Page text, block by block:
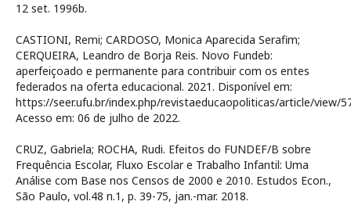
12 set. 1996b.
CASTIONI, Remi; CARDOSO, Monica Aparecida Serafim;
CERQUEIRA, Leandro de Borja Reis. Novo Fundeb:
aperfeiçoado e permanente para contribuir com os entes
federados na oferta educacional. 2021. Disponível em:
https://seer.ufu.br/index.php/revistaeducaopoliticas/article/view/
Acesso em: 06 de julho de 2022.
CRUZ, Gabriela; ROCHA, Rudi. Efeitos do FUNDEF/B sobre
Frequência Escolar, Fluxo Escolar e Trabalho Infantil: Uma
Análise com Base nos Censos de 2000 e 2010. Estudos Econ.,
São Paulo, vol.48 n.1, p. 39-75, jan.-mar. 2018.